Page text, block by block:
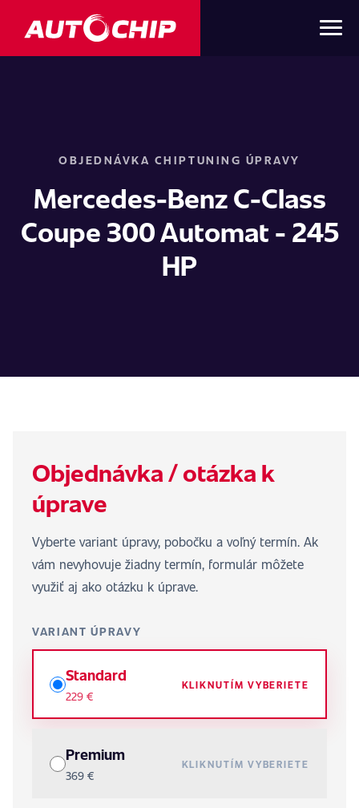
OBJEDNÁVKA CHIPTUNING ÚPRAVY
Mercedes-Benz C-Class
Coupe 300 Automat - 245
HP
Objednávka / otázka k
úprave
Vyberte variant úpravy, pobočku a voľný termín. Ak
vám nevyhovuje žiadny termín, formulár môžete
využiť aj ako otázku k úprave.
VARIANT ÚPRAVY
Standard
229 €
KLIKNUTÍM VYBERIETE
Premium
369 €
KLIKNUTÍM VYBERIETE